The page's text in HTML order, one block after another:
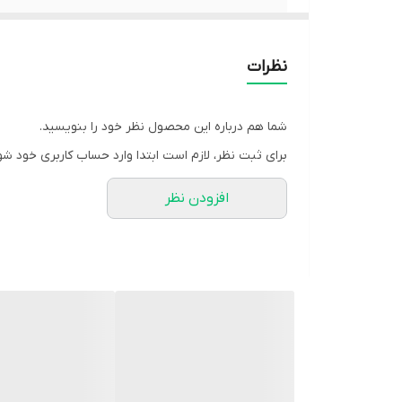
نظرات
شما هم درباره این محصول نظر خود را بنویسید.
برای ثبت نظر، لازم است ابتدا وارد حساب کاربری خود
افزودن نظر